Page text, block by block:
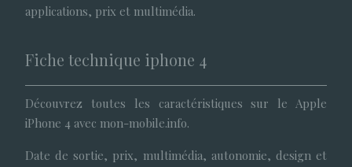
applications, prix et multimédia.
Fiche technique iphone 4
Découvrez toutes les caractéristiques sur le Apple
iPhone 4 avec mon-mobile.info.
Date de sortie, prix, multimédia, autonomie, design et